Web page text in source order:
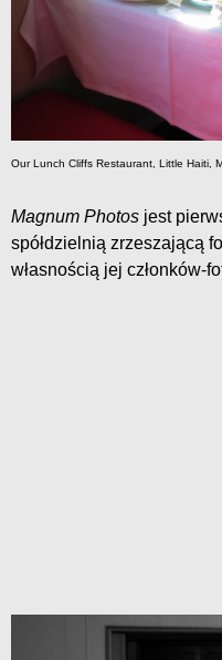
Our Lunch Cliffs Restaurant, Little Haiti,
Magnum Photos jest
spółdzielnią zrzeszającą
własnością jej członków-